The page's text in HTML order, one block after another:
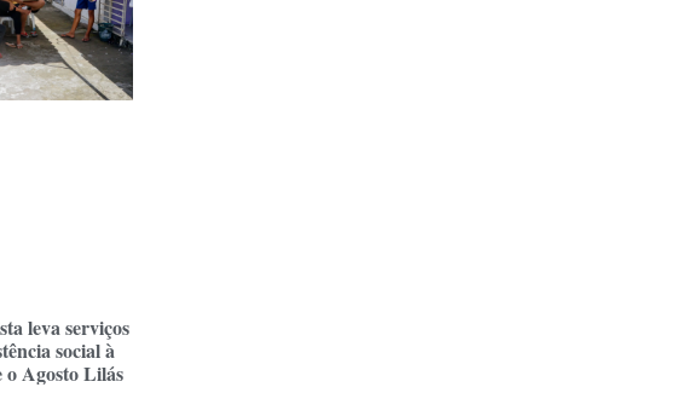
leva serviços
social à
Agosto Lilás